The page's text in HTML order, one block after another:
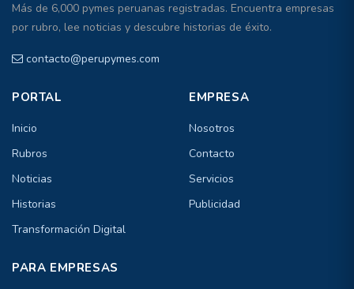
Más de 6,000 pymes peruanas registradas. Encuentra empresas
por rubro, lee noticias y descubre historias de éxito.
contacto@perupymes.com
PORTAL
Inicio
Rubros
Noticias
Historias
Transformación Digital
EMPRESA
Nosotros
Contacto
Servicios
Publicidad
PARA EMPRESAS